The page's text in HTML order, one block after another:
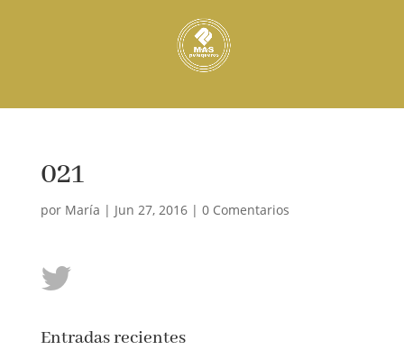
021
por María | Jun 27, 2016| 0 Comentarios
Entradas recientes